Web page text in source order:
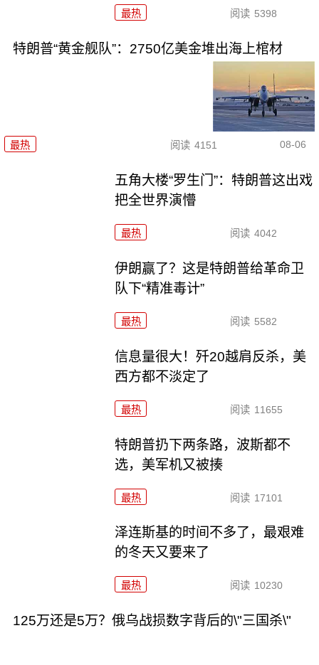
最热 阅读 5398
特朗普“黄金舰队”：2750亿美金堆出海上棺材
最热 阅读 4151 08-06
五角大楼“罗生门”：特朗普这出戏
把全世界演懵
最热 阅读 4042
伊朗赢了？这是特朗普给革命卫
队下“精准毒计”
最热 阅读 5582
信息量很大！歼20越肩反杀，美
西方都不淡定了
最热 阅读 11655
特朗普扔下两条路，波斯都不
选，美军机又被揍
最热 阅读 17101
泽连斯基的时间不多了，最艰难
的冬天又要来了
最热 阅读 10230
125万还是5万？俄乌战损数字背后的\"三国杀\"